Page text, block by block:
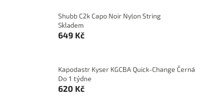
Shubb C2k Capo Noir Nylon String
Skladem
649 Kč
Kapodastr Kyser KGCBA Quick-Change Černá
Do 1 týdne
620 Kč